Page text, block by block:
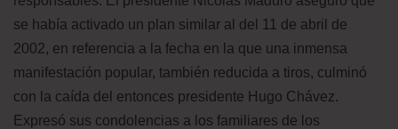
se había activado un plan similar al del 11 de abril de
2002, en referencia a la fecha en la que una inmensa
manifestación popular, también reducida a tiros, culminó
con la caída del entonces presidente Hugo Chávez.
Expresó sus condolencias a los familiares de los